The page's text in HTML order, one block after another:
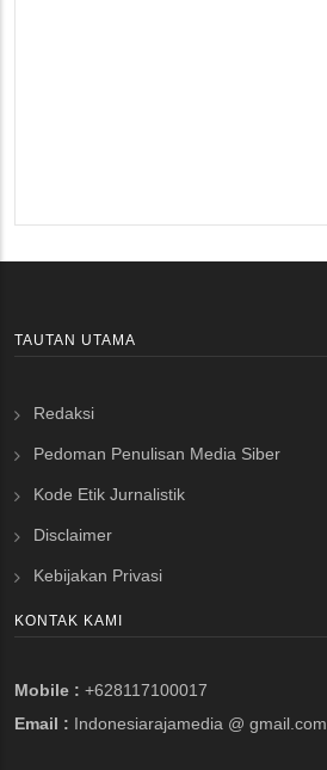
TAUTAN UTAMA
Redaksi
Pedoman Penulisan Media Siber
Kode Etik Jurnalistik
Disclaimer
Kebijakan Privasi
KONTAK KAMI
Mobile : +628117100017
Email : Indonesiarajamedia @ gmail.com